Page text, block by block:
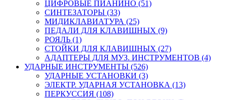
ЦИФРОВЫЕ ПИАНИНО (51)
СИНТЕЗАТОРЫ (33)
МИДИКЛАВИАТУРА (25)
ПЕДАЛИ ДЛЯ КЛАВИШНЫХ (9)
РОЯЛЬ (1)
СТОЙКИ ДЛЯ КЛАВИШНЫХ (27)
АДАПТЕРЫ ДЛЯ МУЗ. ИНСТРУМЕНТОВ (4)
УДАРНЫЕ ИНСТРУМЕНТЫ (526)
УДАРНЫЕ УСТАНОВКИ (3)
ЭЛЕКТР. УДАРНАЯ УСТАНОВКА (13)
ПЕРКУССИЯ (108)